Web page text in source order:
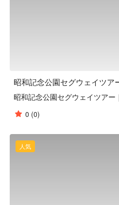
昭和記念公園セグウェイツア
昭和記念公園セグウェイツアー
0 (0)
人気